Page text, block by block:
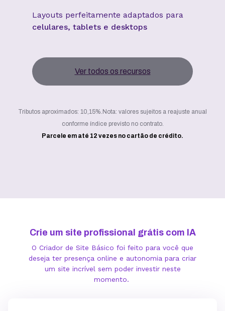
Layouts perfeitamente adaptados para
celulares, tablets e desktops
Ver todos os recursos
Tributos aproximados: 10,15%. Nota: valores sujeitos a reajuste anual
conforme índice previsto no contrato.
Parcele em até 12 vezes no cartão de crédito.
Crie um site profissional grátis com IA
O Criador de Site Básico foi feito para você que
deseja ter presença online e autonomia para criar
um site incrível sem poder investir neste
momento.